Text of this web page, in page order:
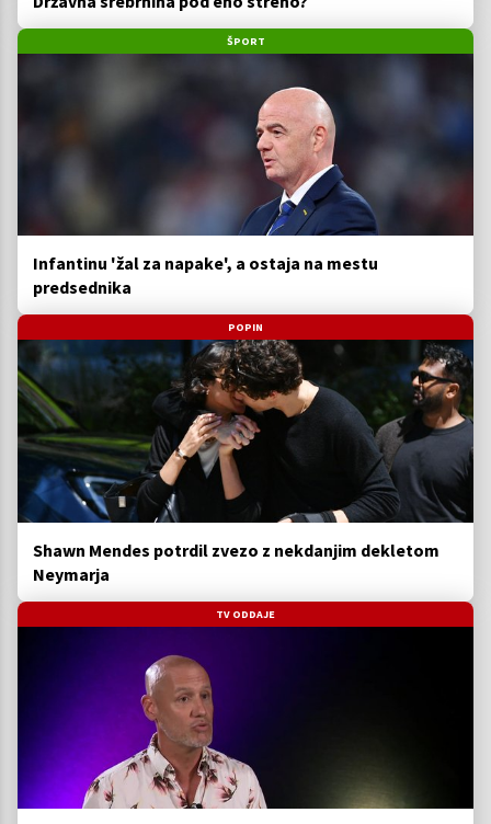
ŠPORT
Infantinu 'žal za napake', a ostaja na mestu
predsednika
POPIN
Shawn Mendes potrdil zvezo z nekdanjim dekletom
Neymarja
TV ODDAJE